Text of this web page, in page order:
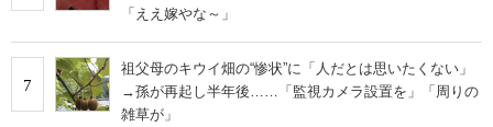
「ええ嫁やな～」
7
祖父母のキウイ畑の“惨状”に「人だとは思いたくない」
→孫が再起し半年後……「監視カメラ設置を」「周りの
雑草が」